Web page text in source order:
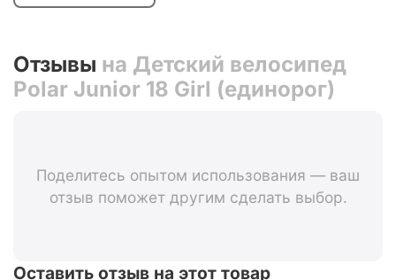
Отзывы на Детский велосипед
Polar Junior 18 Girl (единорог)
Поделитесь опытом использования — ваш
отзыв поможет другим сделать выбор.
Оставить отзыв на этот товар